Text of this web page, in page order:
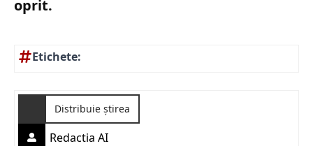
oprit.
Etichete:
Distribuie știrea
Redactia AI